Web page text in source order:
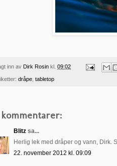
inn av Dirk Rosin kl. 09:02
dråpe tabletop
kommentarer:
Blitz sa...
Herlig lek med dråper og vann, Dirk.
22. november 2012 kl. 09:09